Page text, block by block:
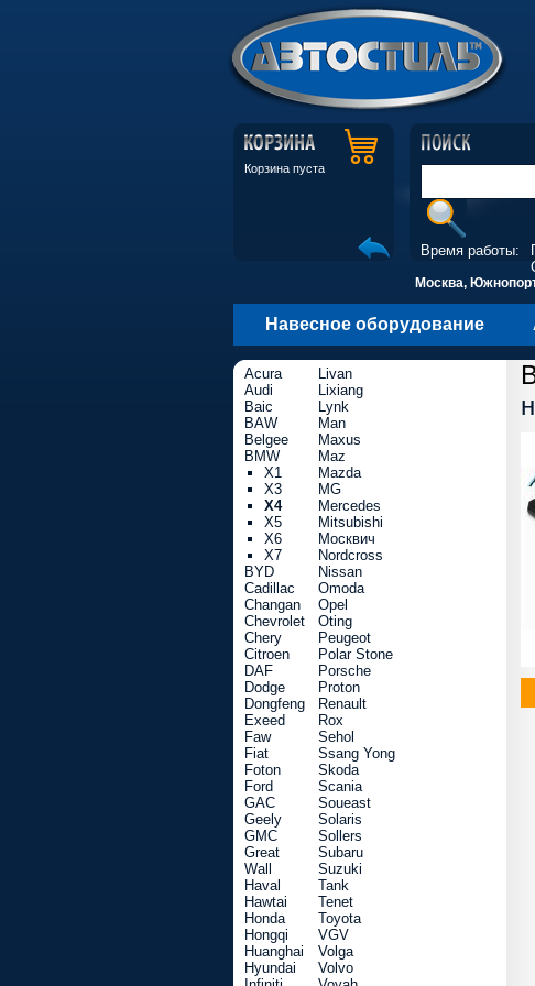
Корзина пуста
Время работы:
Москва,
Навесное оборудование
Acura
Audi
Baic
BAW
Belgee
BMW
X1
X3
X4
X5
X6
X7
BYD
Cadillac
Changan
Chevrolet
Chery
Citroen
DAF
Dodge
Dongfeng
Exeed
Faw
Fiat
Foton
Ford
GAC
Geely
GMC
Great
Wall
Haval
Hawtai
Honda
Hongqi
Huanghai
Hyundai
Livan
Lixiang
Lynk
Man
Maxus
Maz
Mazda
MG
Mercedes
Mitsubishi
Москвич
Nordcross
Nissan
Omoda
Opel
Oting
Peugeot
Polar Stone
Porsche
Proton
Renault
Rox
Sehol
Ssang Yong
Skoda
Scania
Soueast
Solaris
Sollers
Subaru
Suzuki
Tank
Tenet
Toyota
VGV
Volga
Volvo